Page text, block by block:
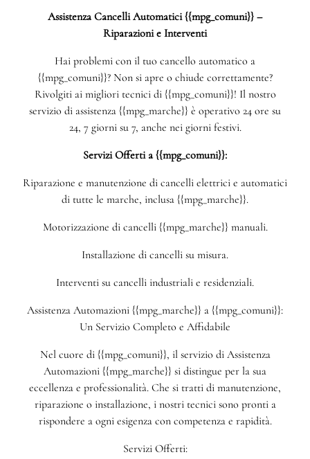
Assistenza Cancelli Automatici {{mpg_comuni}} –
Riparazioni e Interventi
Hai problemi con il tuo cancello automatico a
{{mpg_comuni}}? Non si apre o chiude correttamente?
Rivolgiti ai migliori tecnici di {{mpg_comuni}}! Il nostro
servizio di assistenza {{mpg_marche}} è operativo 24 ore su
24, 7 giorni su 7, anche nei giorni festivi.
Servizi Offerti a {{mpg_comuni}}:
Riparazione e manutenzione di cancelli elettrici e automatici
di tutte le marche, inclusa {{mpg_marche}}.
Motorizzazione di cancelli {{mpg_marche}} manuali.
Installazione di cancelli su misura.
Interventi su cancelli industriali e residenziali.
Assistenza Automazioni {{mpg_marche}} a {{mpg_comuni}}:
Un Servizio Completo e Affidabile
Nel cuore di {{mpg_comuni}}, il servizio di Assistenza
Automazioni {{mpg_marche}} si distingue per la sua
eccellenza e professionalità. Che si tratti di manutenzione,
riparazione o installazione, i nostri tecnici sono pronti a
rispondere a ogni esigenza con competenza e rapidità.
Servizi Offerti: